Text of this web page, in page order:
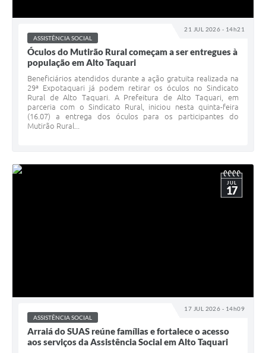
21 JUL 2026 - 14h21
ASSISTÊNCIA SOCIAL
Óculos do Mutirão Rural começam a ser entregues à
população em Alto Taquari
Beneficiários atendidos durante a ação gratuita realizada na
29ª Expotaquari já podem retirar os óculos no Sindicato
Rural de Alto Taquari. A Prefeitura de Alto Taquari, em
parceria com o Sindicato Rural, iniciou nesta quinta-feira
(16.07) a entrega dos óculos para os participantes do
Mutirão Rural...
17 JUL 2026 - 14h09
JUL
17
ASSISTÊNCIA SOCIAL
Arraiá do SUAS reúne famílias e fortalece o acesso
aos serviços da Assistência Social em Alto Taquari